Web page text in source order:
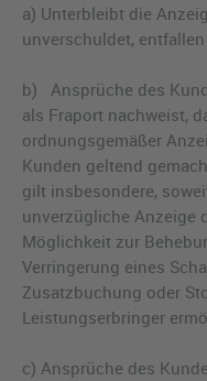
a) Unterbleibt die
unverschuldet,
b) Ansprüche des
als Fraport nachweist,
ordnungsgemäßer
Kunden geltend
gilt insbesondere,
unverzügliche Anzeige
Möglichkeit zur
Verringerung eines
Zusatzbuchung oder
Leistungserbringer
c) Ansprüche des